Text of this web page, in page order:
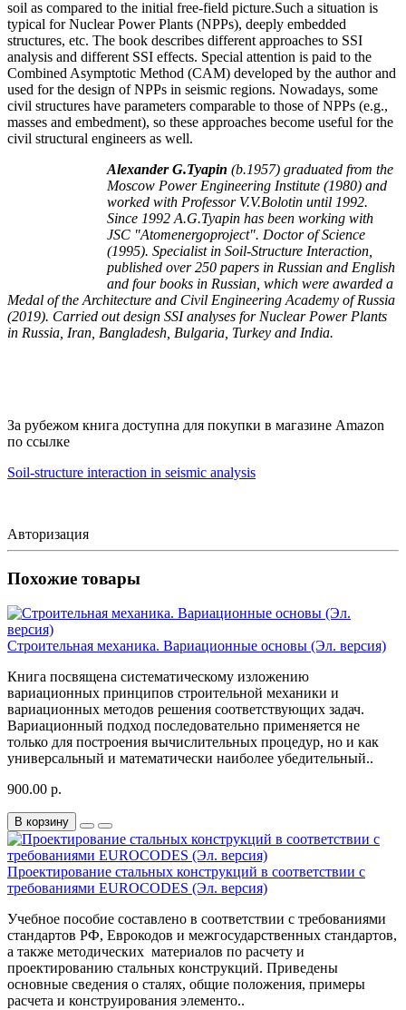
soil as compared to the initial free-field picture.Such a situation is
typical for Nuclear Power Plants (NPPs), deeply embedded
structures, etc. The book describes different approaches to SSI
analysis and different SSI effects. Special attention is paid to the
Combined Asymptotic Method (CAM) developed by the author and
used for the design of NPPs in seismic regions. Nowadays, some
civil structures have parameters comparable to those of NPPs (e.g.,
masses and embedment), so these approaches become useful for the
civil structural engineers as well.
Alexander G.Tyapin (b.1957) graduated from the
Moscow Power Engineering Institute (1980) and
worked with Professor V.V.Bolotin until 1992.
Since 1992 A.G.Tyapin has been working with
JSC "Atomenergoproject". Doctor of Science
(1995). Specialist in Soil-Structure Interaction,
published over 250 papers in Russian and English
and four books in Russian, which were awarded a
Medal of the Architecture and Civil Engineering Academy of Russia
(2019). Carried out design SSI analyses for Nuclear Power Plants
in Russia, Iran, Bangladesh, Bulgaria, Turkey and India.
За рубежом книга доступна для покупки в магазине Amazon
по ссылке
Soil-structure interaction in seismic analysis
Авторизация
Похожие товары
Строительная механика. Вариационные основы (Эл. версия)
Книга посвящена систематическому изложению
вариационных принципов строительной механики и
вариационных методов решения соответствующих задач.
Вариационный подход последовательно применяется не
только для построения вычислительных процедур, но и как
универсальный и математически наиболее убедительный..
900.00 р.
В корзину
Проектирование стальных конструкций в соответствии с
требованиями ЕUROCODES (Эл. версия)
Учебное пособие составлено в соответствии с требованиями
стандартов РФ, Еврокодов и межгосударственных стандартов,
а также методических материалов по расчету и
проектированию стальных конструкций. Приведены
основные сведения о сталях, общие положения, примеры
расчета и конструирования элементо..